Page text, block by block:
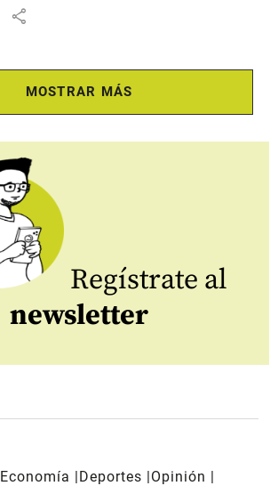
share
MOSTRAR MÁS
Regístrate al
newsletter
Economía Deportes
Opinión